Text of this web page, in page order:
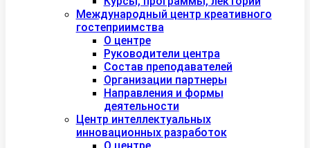
Международный центр креативного
гостеприимства
О центре
Руководители центра
Состав преподавателей
Организации партнеры
Направления и формы
деятельности
Центр интеллектуальных
инновационных разработок